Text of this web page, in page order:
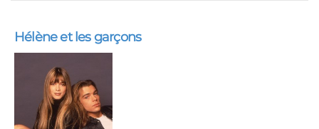
Hélène et les garçons